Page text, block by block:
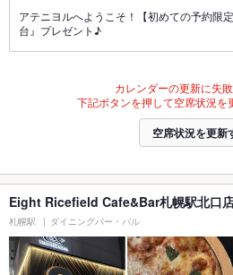
アテニヨルへようこそ！【初めての予約限
台』プレゼント♪
カレンダーの更新に失敗
下記ボタンを押して空席状況を
空席状況を更新
Eight Ricefield Cafe&Bar札幌駅北口
札幌駅 ダイニングバー・バル